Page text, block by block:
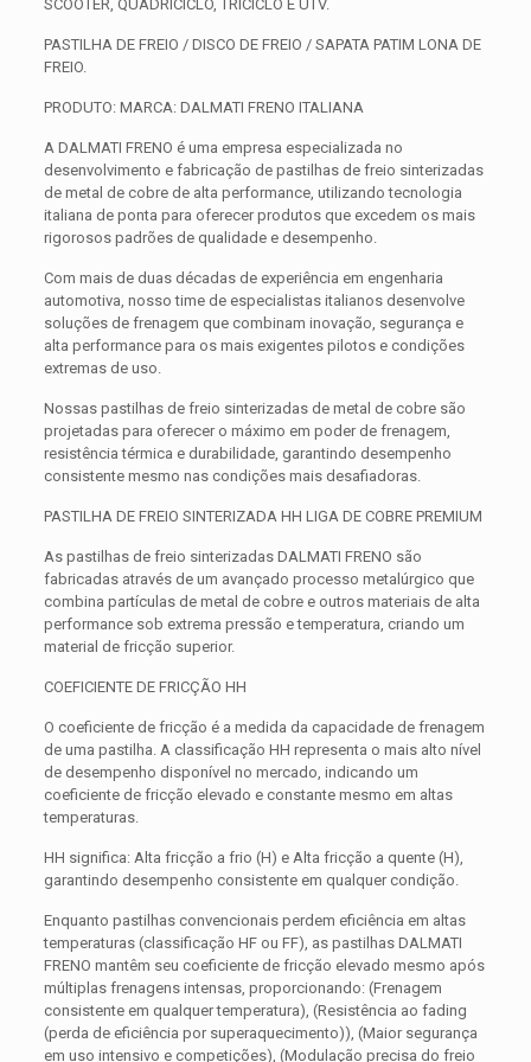
SCOOTER, QUADRICICLO, TRICICLO E UTV.
PASTILHA DE FREIO / DISCO DE FREIO / SAPATA PATIM LONA DE
FREIO.
PRODUTO: MARCA: DALMATI FRENO ITALIANA
A DALMATI FRENO é uma empresa especializada no
desenvolvimento e fabricação de pastilhas de freio sinterizadas
de metal de cobre de alta performance, utilizando tecnologia
italiana de ponta para oferecer produtos que excedem os mais
rigorosos padrões de qualidade e desempenho.
Com mais de duas décadas de experiência em engenharia
automotiva, nosso time de especialistas italianos desenvolve
soluções de frenagem que combinam inovação, segurança e
alta performance para os mais exigentes pilotos e condições
extremas de uso.
Nossas pastilhas de freio sinterizadas de metal de cobre são
projetadas para oferecer o máximo em poder de frenagem,
resistência térmica e durabilidade, garantindo desempenho
consistente mesmo nas condições mais desafiadoras.
PASTILHA DE FREIO SINTERIZADA HH LIGA DE COBRE PREMIUM
As pastilhas de freio sinterizadas DALMATI FRENO são
fabricadas através de um avançado processo metalúrgico que
combina partículas de metal de cobre e outros materiais de alta
performance sob extrema pressão e temperatura, criando um
material de fricção superior.
COEFICIENTE DE FRICÇÃO HH
O coeficiente de fricção é a medida da capacidade de frenagem
de uma pastilha. A classificação HH representa o mais alto nível
de desempenho disponível no mercado, indicando um
coeficiente de fricção elevado e constante mesmo em altas
temperaturas.
HH significa: Alta fricção a frio (H) e Alta fricção a quente (H),
garantindo desempenho consistente em qualquer condição.
Enquanto pastilhas convencionais perdem eficiência em altas
temperaturas (classificação HF ou FF), as pastilhas DALMATI
FRENO mantêm seu coeficiente de fricção elevado mesmo após
múltiplas frenagens intensas, proporcionando: (Frenagem
consistente em qualquer temperatura), (Resistência ao fading
(perda de eficiência por superaquecimento)), (Maior segurança
em uso intensivo e competições), (Modulação precisa do freio